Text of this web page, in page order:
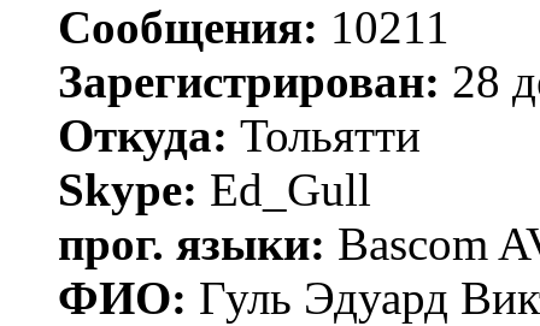
Сообщения: 10211
Зарегистрирован: 28
Откуда: Тольятти
Skype: Ed_Gull
прог. языки: Bascom
ФИО: Гуль Эдуард